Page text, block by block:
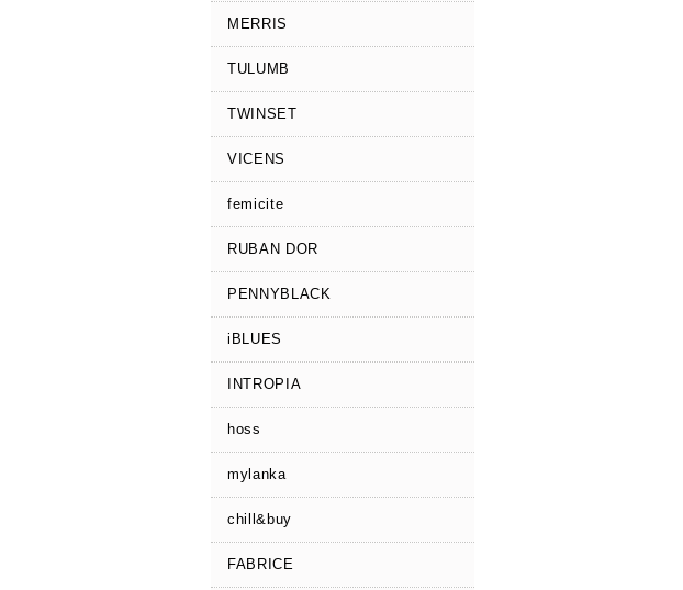
MERRIS
TULUMB
TWINSET
VICENS
femicite
RUBAN DOR
PENNYBLACK
iBLUES
INTROPIA
hoss
mylanka
chill&buy
FABRICE